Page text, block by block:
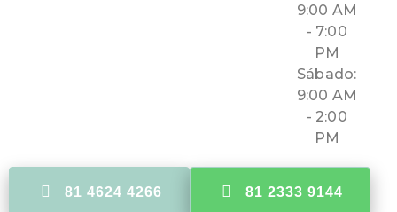
9:00 AM
- 7:00
PM
Sábado:
9:00 AM
- 2:00
PM
81 4624 4266 81 2333 9144